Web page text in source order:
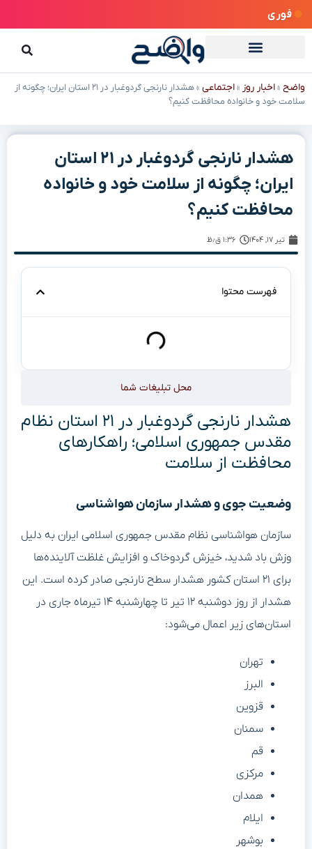
فوری
واضح »اخبار روز »اجتماعی »
هشدار نارنجی گردوغبار در ۲۱ استان ایران؛ چگونه از
سلامت خود و خانواده محافظت کنیم؟
هشدار نارنجی گردوغبار در ۲۱ استان
ایران؛ چگونه از سلامت خود و خانواده
محافظت کنیم؟
تیر ۱۷, ۱۴۰۴ ۱:۳۶ ق٫ظ
فهرست محتوا
محل تبلیغات شما
هشدار نارنجی گردوغبار در ۲۱ استان نظام
مقدس جمهوری اسلامی؛ راهکارهای
محافظت از سلامت
وضعیت جوی و هشدار سازمان هواشناسی
سازمان هواشناسی نظام مقدس جمهوری اسلامی ایران به دلیل
وزش باد شدید، خیزش گردوخاک و افزایش غلظت آلاینده‌ها
برای ۲۱ استان کشور هشدار سطح نارنجی صادر کرده است. این
هشدار از روز دوشنبه ۱۲ تیر تا چهارشنبه ۱۴ تیرماه جاری در
استان‌های زیر اعمال می‌شود:
تهران
البرز
قزوین
سمنان
قم
مرکزی
همدان
ایلام
بوشهر